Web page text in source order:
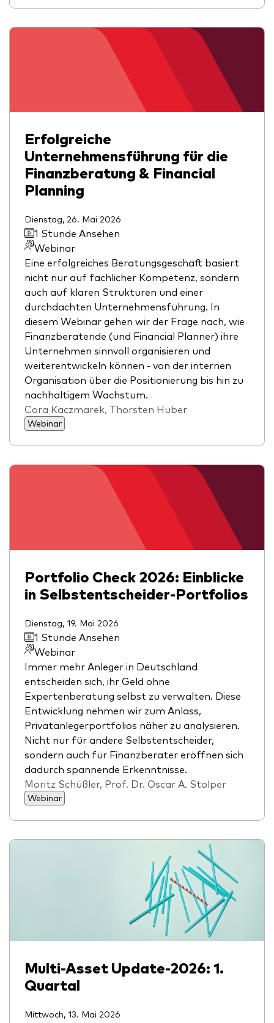
Erfolgreiche
Unternehmensführung für die
Finanzberatung & Financial
Planning
Dienstag, 26. Mai 2026
1 Stunde Ansehen
Webinar
Eine erfolgreiches Beratungsgeschäft basiert
nicht nur auf fachlicher Kompetenz, sondern
auch auf klaren Strukturen und einer
durchdachten Unternehmensführung. In
diesem Webinar gehen wir der Frage nach, wie
Finanzberatende (und Financial Planner) ihre
Unternehmen sinnvoll organisieren und
weiterentwickeln können - von der internen
Organisation über die Positionierung bis hin zu
nachhaltigem Wachstum.
Cora Kaczmarek, Thorsten Huber
Webinar
Portfolio Check 2026: Einblicke
in Selbstentscheider-Portfolios
Dienstag, 19. Mai 2026
1 Stunde Ansehen
Webinar
Immer mehr Anleger in Deutschland
entscheiden sich, ihr Geld ohne
Expertenberatung selbst zu verwalten. Diese
Entwicklung nehmen wir zum Anlass,
Privatanlegerportfolios näher zu analysieren.
Nicht nur für andere Selbstentscheider,
sondern auch für Finanzberater eröffnen sich
dadurch spannende Erkenntnisse.
Moritz Schüßler, Prof. Dr. Oscar A. Stolper
Webinar
Multi-Asset Update-2026: 1.
Quartal
Mittwoch, 13. Mai 2026